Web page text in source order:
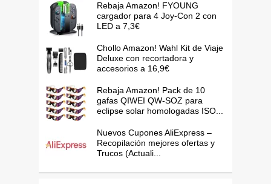
Rebaja Amazon! FYOUNG
cargador para 4 Joy-Con 2 con
LED a 7,3€
Chollo Amazon! Wahl Kit de Viaje
Deluxe con recortadora y
accesorios a 16,9€
Rebaja Amazon! Pack de 10
gafas QIWEI QW-SOZ para
eclipse solar homologadas ISO...
Nuevos Cupones AliExpress –
Recopilación mejores ofertas y
Trucos (Actuali...